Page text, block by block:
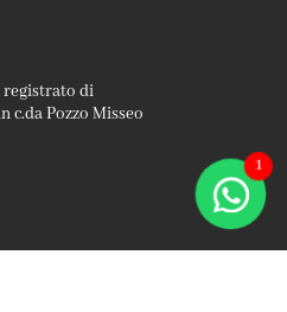
registrato di
c.da Pozzo Misseo
1